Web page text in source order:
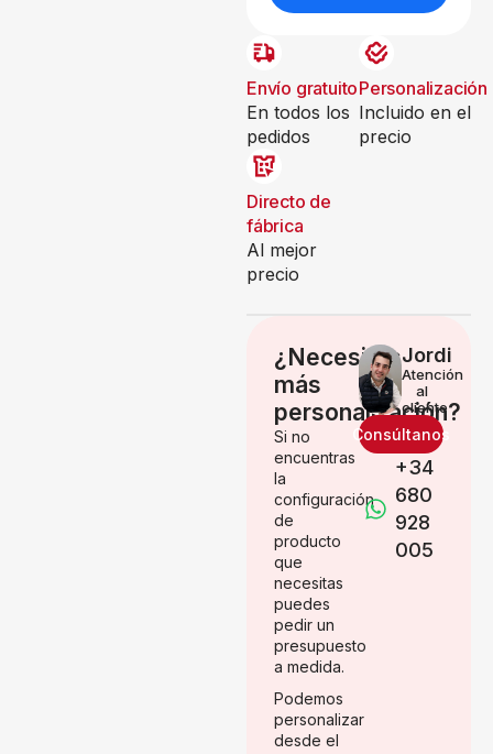
Envío gratuito
En todos los
pedidos
Personalización
Incluido en el
precio
Directo de
fábrica
Al mejor
precio
¿Necesitas
más
personalización?
Si no
encuentras
la
configuración
de
producto
que
necesitas
puedes
pedir un
presupuesto
a medida.
Podemos
personalizar
desde el
Jordi
Atención
al
cliente
Consúltanos
+34
680
928
005